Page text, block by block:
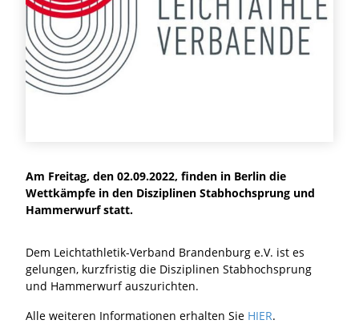
Am Freitag, den 02.09.2022, finden in Berlin die
Wettkämpfe in den Disziplinen Stabhochsprung und
Hammerwurf statt.
Dem Leichtathletik-Verband Brandenburg e.V. ist es
gelungen, kurzfristig die Disziplinen Stabhochsprung
und Hammerwurf auszurichten.
Alle weiteren Informationen erhalten Sie HIER.